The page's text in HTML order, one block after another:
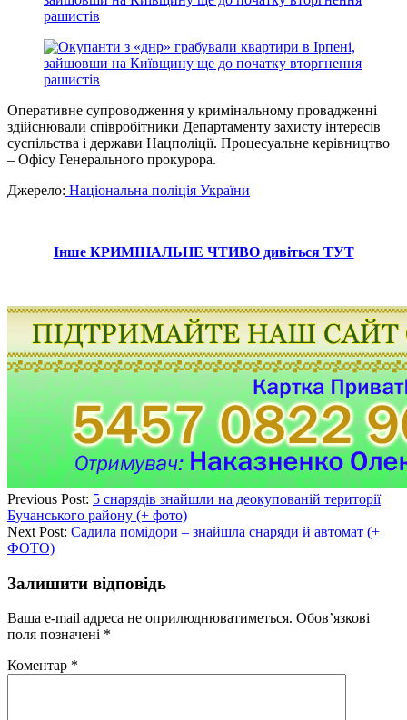
Оперативне супроводження у кримінальному провадженні
здійснювали співробітники Департаменту захисту інтересів
суспільства і держави Нацполіції. Процесуальне керівництво
– Офісу Генерального прокурора.
Джерело: Національна поліція України
Інше КРИМІНАЛЬНЕ ЧТИВО дивіться ТУТ
Previous Post: 5 снарядів знайшли на деокупованій території
Бучанського району (+ фото)
Next Post: Садила помідори – знайшла снаряди й автомат (+
ФОТО)
Залишити відповідь
Ваша e-mail адреса не оприлюднюватиметься. Обов’язкові
поля позначені *
Коментар *